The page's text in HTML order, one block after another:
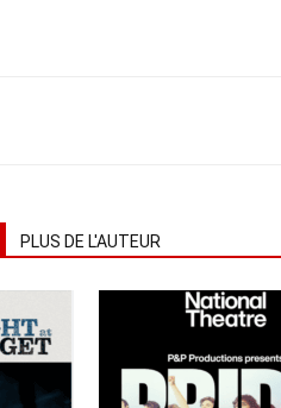
PLUS DE L'AUTEUR